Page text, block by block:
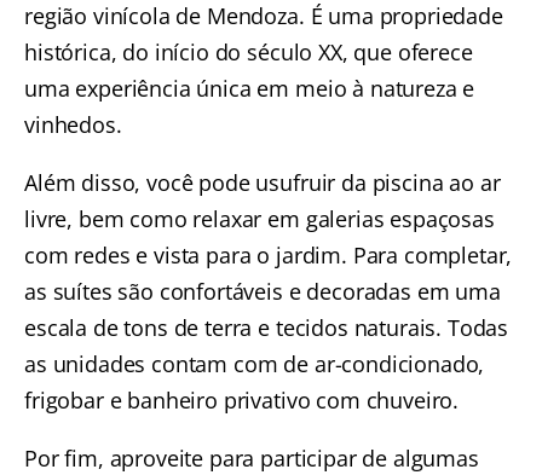
região vinícola de Mendoza. É uma propriedade
histórica, do início do século XX, que oferece
uma experiência única em meio à natureza e
vinhedos.
Além disso, você pode usufruir da piscina ao ar
livre, bem como relaxar em galerias espaçosas
com redes e vista para o jardim. Para completar,
as suítes são confortáveis e decoradas em uma
escala de tons de terra e tecidos naturais. Todas
as unidades contam com de ar-condicionado,
frigobar e banheiro privativo com chuveiro.
Por fim, aproveite para participar de algumas